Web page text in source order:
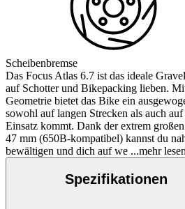
Scheibenbremse
Das Focus Atlas 6.7 ist das ideale
auf Schotter und Bikepacking lieben.
Geometrie bietet das Bike ein
sowohl auf langen Strecken als auch
Einsatz kommt. Dank der extrem
47 mm (650B-kompatibel) kannst du
bewältigen und dich auf we ...mehr lesen
Spezifikationen